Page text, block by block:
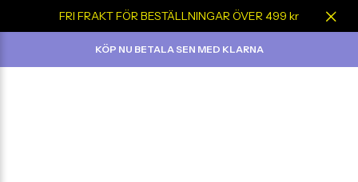
FRI FRAKT FÖR BESTÄLLNINGAR ÖVER 499 kr
KÖP NU BETALA SEN MED KLARNA